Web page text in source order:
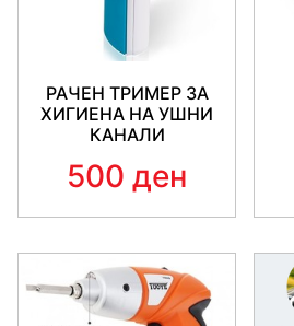
РАЧЕН ТРИМЕР ЗА
ХИГИЕНА НА УШНИ
КАНАЛИ
500 ден